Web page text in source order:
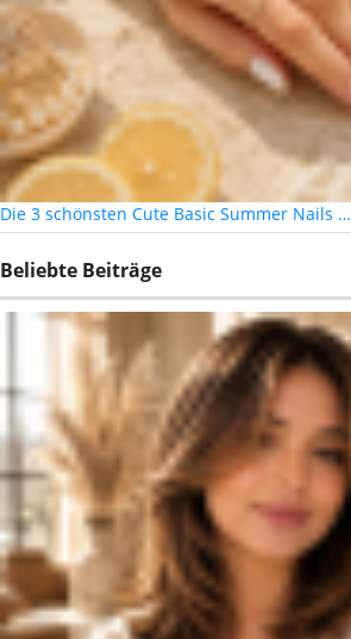
Die 3 schönsten Cute Basic Summer Nails …
Beliebte Beiträge